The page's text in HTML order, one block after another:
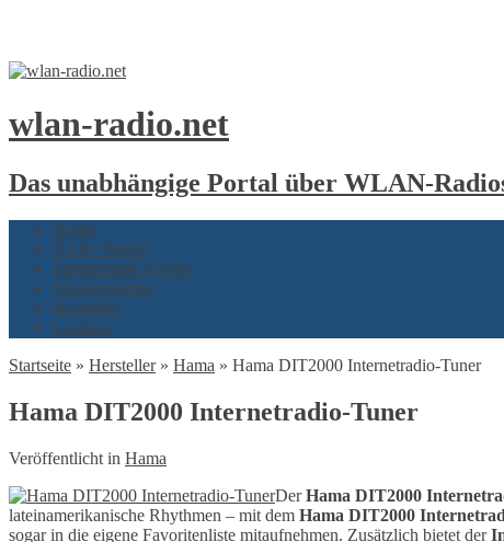
wlan-radio.net
Das unabhängige Portal über WLAN-
Home
DAB+ Radio
Internetradio Geräte
Wissenswertes
Hersteller
Lexikon
Startseite » Hersteller » Hama » Hama DIT2000 Internetradio-Tuner
Hama DIT2000 Internetradio-Tuner
Veröffentlicht in Hama
DerHama DIT2000
lateinamerikanische Rhythmen – mit dem Hama DIT2000
sogar in die eigene Favoritenliste mitaufnehmen. Zusätzlich bietet der